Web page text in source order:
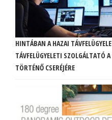
HINTÁBAN A HAZAI
TÁVFELÜGYELETI SZOLGÁLTATÓ
TÖRTÉNŐ CSERÉJÉRE